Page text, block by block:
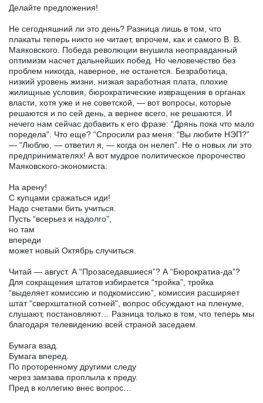
Делайте предложения!
Не сегодняшний ли это день? Разница лишь в том, что
плакаты теперь никто не читает, впрочем, как и самого В. В.
Маяковского. Победа революции внушила неоправданный
оптимизм насчет дальнейших побед. Но человечество без
проблем никогда, наверное, не останется. Безработица,
низкий уровень жизни, низкая заработная плата, плохие
жилищные условия, бюрократические извращения в органах
власти, хотя уже и не советской, — вот вопросы, которые
решаются и по сей день, а вернее всего, не решаются. И
нечего нам сейчас добавить к его фразе: “Дрянь пока что мало
поредела”. Что еще? “Спросили раз меня: “Вы любите НЭП?”
— “Люблю, — ответил я, — когда он нелеп”. Не о новых ли это
предпринимателях! А вот мудрое политическое пророчество
Маяковского-экономиста:
На арену!
С купцами сражаться иди!
Надо счетами бить учиться.
Пусть “всерьез и надолго”,
но там
впереди
может новый Октябрь случиться.
Читай — август. А “Прозаседавшиеся”? А “Бюрократиа-да”?
Для сокращения штатов избирается “тройка”, тройка
“выделяет комиссию и подкомиссию”, комиссия расширяет
штат “сверхштатной сотней”, вопрос обсуждают на пленуме,
слушают, постановляют… Разница только в том, что теперь мы
благодаря телевидению всей страной заседаем.
Бумага взад.
Бумага вперед.
По проторенному другими следу
через замзава проплыла к преду.
Пред в коллегию внес вопрос…